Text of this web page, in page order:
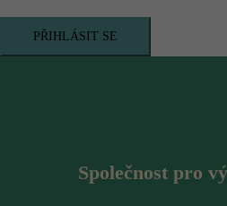
PŘIHLÁSIT SE
Společnost pro